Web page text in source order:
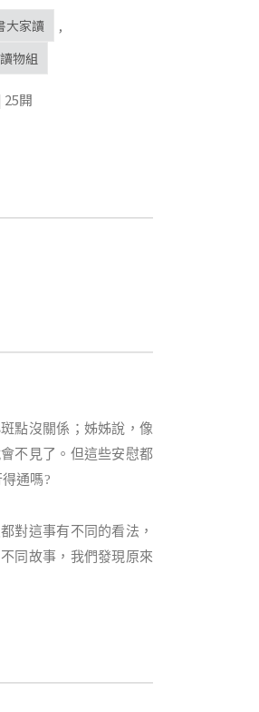
大家讀
,
物組
25開
點沒關係；姊姊說，像
不見了。但這些安慰都
通嗎?
對這事有不同的看法，
同故事，我們發現原來